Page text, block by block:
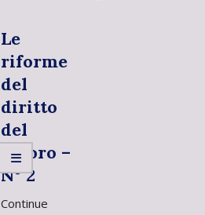
Le
riforme
del
diritto
del
lavoro –
N° 2
Continue